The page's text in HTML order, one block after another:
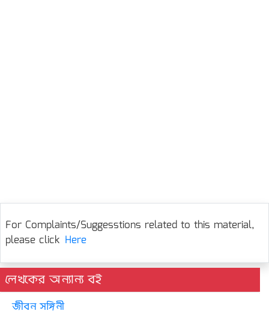
For Complaints/Suggesstions related to this material,
please click Here
লেখকের অন্যান্য বই
জীবন সঙ্গিনী